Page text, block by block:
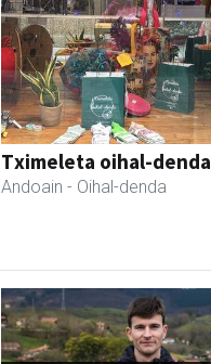
Tximeleta oihal-denda
Andoain - Oihal-denda